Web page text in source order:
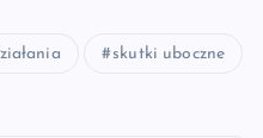
skutki uboczne